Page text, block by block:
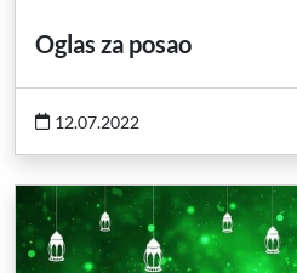
Oglas za posao
12.07.2022